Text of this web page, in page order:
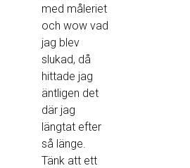
med måleriet
och wow vad
jag blev
slukad, då
hittade jag
äntligen det
där jag
längtat efter
så länge.
Tänk att ett